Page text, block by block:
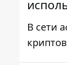
В сети